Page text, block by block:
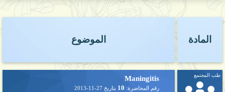
المادة الموضوع
طب المجتمع Maningitis
رقم المحاضرة: 10 بتاريخ 2013-11-27